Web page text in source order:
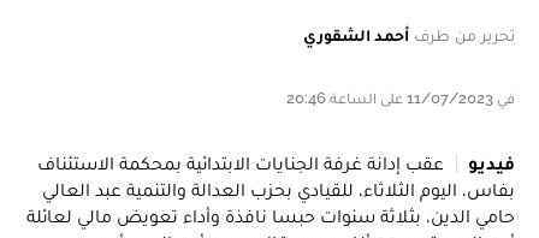
تحرير من طرف أحمد الشقوري
في 11/07/2023 على الساعة 20:46
فيديو
عقب إدانة غرفة الجنايات الابتدائية بمحكمة الاستئناف
بفاس، اليوم الثلاثاء، للقيادي بحزب العدالة والتنمية عبد العالي
حامي الدين، بثلاثة سنوات حبسا نافذة وأداء تعويض مالي لعائلة